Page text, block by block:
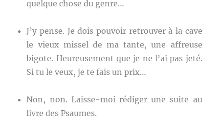
quelque chose du genre…
J’y pense. Je dois pouvoir retrouver à la cave
le vieux missel de ma tante, une affreuse
bigote. Heureusement que je ne l’ai pas jeté.
Si tu le veux, je te fais un prix…
Non, non. Laisse-moi rédiger une suite au
livre des Psaumes.